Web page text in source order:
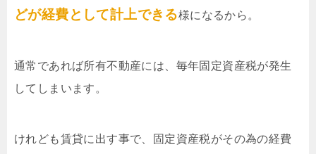
どが経費として計上できる様になるから。
通常であれば所有不動産には、毎年固定資産税が発生
してしまいます。
けれども賃貸に出す事で、固定資産税がその為の経費